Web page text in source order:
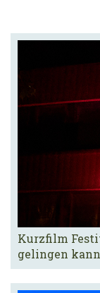
Kurzfilm
gelingen kann